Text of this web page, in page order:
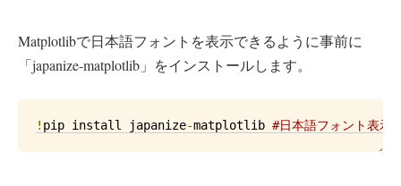
Matplotlibで日本語フォントを表示できるように事前に
「japanize-matplotlib」をインストールします。
! pip install japanize-matplotlib #日本語フォント表示